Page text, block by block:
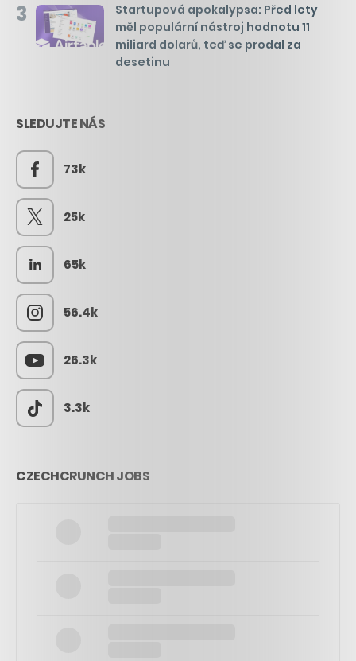
3
Startupová apokalypsa: Před lety
měl populární nástroj hodnotu 11
miliard dolarů, teď se prodal za
desetinu
SLEDUJTE NÁS
73k
25k
65k
56.4k
26.3k
3.3k
CZECHCRUNCH JOBS